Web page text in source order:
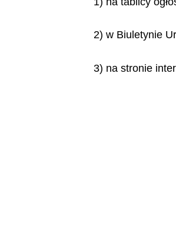
2) w Biuletynie
3) na stronie